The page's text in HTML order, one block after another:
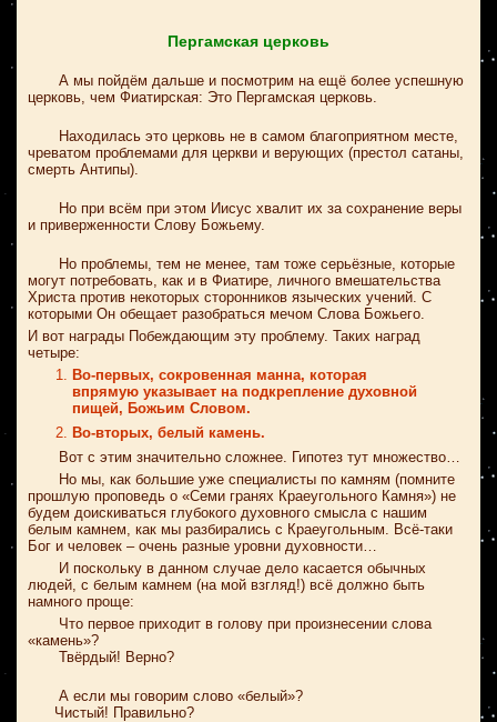
Пергамская церковь
А мы пойдём дальше и посмотрим на ещё более успешную
церковь, чем Фиатирская: Это Пергамская церковь.
Находилась это церковь не в самом благоприятном месте,
чреватом проблемами для церкви и верующих (престол сатаны,
смерть Антипы).
Но при всём при этом Иисус хвалит их за сохранение веры
и приверженности Слову Божьему.
Но проблемы, тем не менее, там тоже серьёзные, которые
могут потребовать, как и в Фиатире, личного вмешательства
Христа против некоторых сторонников языческих учений. С
которыми Он обещает разобраться мечом Слова Божьего.
И вот награды Побеждающим эту проблему. Таких наград
четыре:
Во-первых, сокровенная манна, которая
впрямую указывает на подкрепление духовной
пищей, Божьим Словом.
Во-вторых, белый камень.
Вот с этим значительно сложнее. Гипотез тут множество…
Но мы, как большие уже специалисты по камням (помните
прошлую проповедь о «Семи гранях Краеугольного Камня») не
будем доискиваться глубокого духовного смысла с нашим
белым камнем, как мы разбирались с Краеугольным. Всё-таки
Бог и человек – очень разные уровни духовности…
И поскольку в данном случае дело касается обычных
людей, с белым камнем (на мой взгляд!) всё должно быть
намного проще:
Что первое приходит в голову при произнесении слова
«камень»?
Твёрдый! Верно?
А если мы говорим слово «белый»?
Чистый! Правильно?